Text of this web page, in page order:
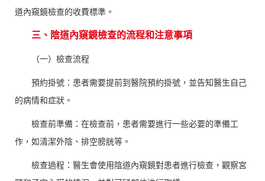
道內窺鏡檢查的收費標準。
三、陰道內窺鏡檢查的流程和注意事項
（一）檢查流程
預約掛號：患者需要提前到醫院預約掛號，並告知醫生自己
的病情和症狀。
檢查前準備：在檢查前，患者需要進行一些必要的準備工
作，如清潔外陰、排空膀胱等。
檢查過程：醫生會使用陰道內窺鏡對患者進行檢查，觀察宮